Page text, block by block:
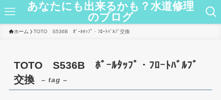
あなたにも出来るかも？水道修理
のブログ
ホーム TOTO S536B ﾎﾞｰﾙﾀｯﾌﾟ・ﾌﾛｰﾄﾊﾞﾙﾌﾞ交換
TOTO S536B ﾎﾞｰﾙﾀｯﾌﾟ・ﾌﾛｰﾄﾊﾞﾙﾌﾞ
交換
– tag –